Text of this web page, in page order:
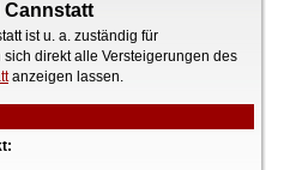
ist u. a. zuständig für
direkt alle Versteigerungen des
anzeigen lassen.